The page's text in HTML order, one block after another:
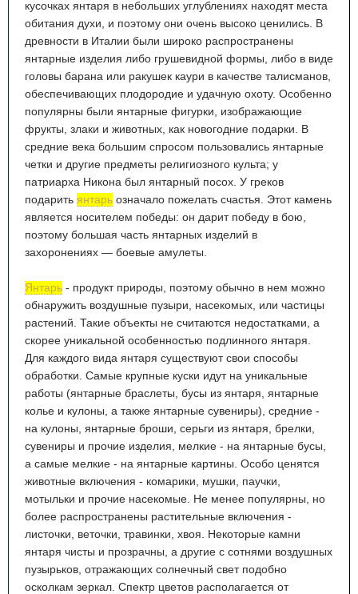
кусочках янтаря в небольших углублениях находят места
обитания духи, и поэтому они очень высоко ценились. В
древности в Италии были широко распространены
янтарные изделия либо грушевидной формы, либо в виде
головы барана или ракушек каури в качестве талисманов,
обеспечивающих плодородие и удачную охоту. Особенно
популярны были янтарные фигурки, изображающие
фрукты, злаки и животных, как новогодние подарки. В
средние века большим спросом пользовались янтарные
четки и другие предметы религиозного культа; у
патриарха Никона был янтарный посох. У греков
подарить янтарь означало пожелать счастья. Этот камень
является носителем победы: он дарит победу в бою,
поэтому большая часть янтарных изделий в
захоронениях — боевые амулеты.
Янтарь - продукт природы, поэтому обычно в нем можно
обнаружить воздушные пузыри, насекомых, или частицы
растений. Такие объекты не считаются недостатками, а
скорее уникальной особенностью подлинного янтаря.
Для каждого вида янтаря существуют свои способы
обработки. Самые крупные куски идут на уникальные
работы (янтарные браслеты, бусы из янтаря, янтарные
колье и кулоны, а также янтарные сувениры), средние -
на кулоны, янтарные броши, серьги из янтаря, брелки,
сувениры и прочие изделия, мелкие - на янтарные бусы,
а самые мелкие - на янтарные картины. Особо ценятся
животные включения - комарики, мушки, паучки,
мотыльки и прочие насекомые. Не менее популярны, но
более распространены растительные включения -
листочки, веточки, травинки, хвоя. Некоторые камни
янтаря чисты и прозрачны, а другие с сотнями воздушных
пузырьков, отражающих солнечный свет подобно
осколкам зеркал. Спектр цветов располагается от